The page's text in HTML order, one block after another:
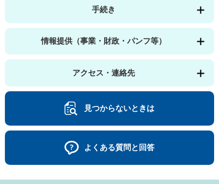
手続き
情報提供（事業・財政・パンフ等）
アクセス・連絡先
見つからないときは
よくある質問と回答